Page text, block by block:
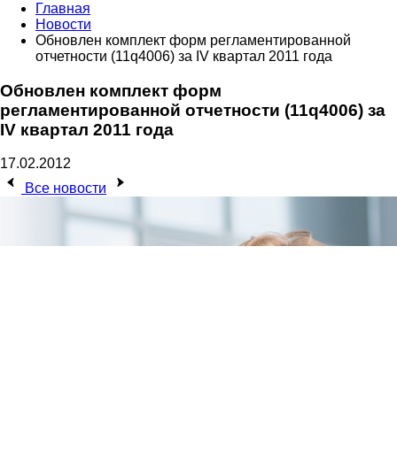
Главная
Новости
Обновлен комплект форм регламентированной
отчетности (11q4006) за IV квартал 2011 года
Обновлен комплект форм
регламентированной отчетности (11q4006) за
IV квартал 2011 года
17.02.2012
Все новости